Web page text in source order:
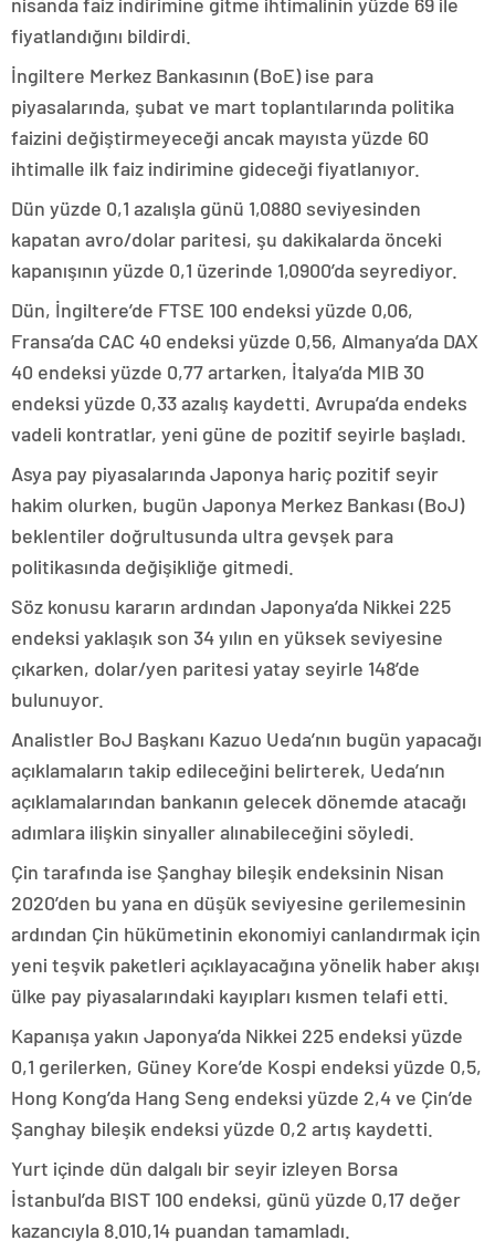
fiyatlandığını bildirdi.
İngiltere Merkez Bankasının (BoE) ise para
piyasalarında, şubat ve mart toplantılarında politika
faizini değiştirmeyeceği ancak mayısta yüzde 60
ihtimalle ilk faiz indirimine gideceği fiyatlanıyor.
Dün yüzde 0,1 azalışla günü 1,0880 seviyesinden
kapatan avro/dolar paritesi, şu dakikalarda önceki
kapanışının yüzde 0,1 üzerinde 1,0900’da seyrediyor.
Dün, İngiltere’de FTSE 100 endeksi yüzde 0,06,
Fransa’da CAC 40 endeksi yüzde 0,56, Almanya’da DAX
40 endeksi yüzde 0,77 artarken, İtalya’da MIB 30
endeksi yüzde 0,33 azalış kaydetti. Avrupa’da endeks
vadeli kontratlar, yeni güne de pozitif seyirle başladı.
Asya pay piyasalarında Japonya hariç pozitif seyir
hakim olurken, bugün Japonya Merkez Bankası (BoJ)
beklentiler doğrultusunda ultra gevşek para
politikasında değişikliğe gitmedi.
Söz konusu kararın ardından Japonya’da Nikkei 225
endeksi yaklaşık son 34 yılın en yüksek seviyesine
çıkarken, dolar/yen paritesi yatay seyirle 148’de
bulunuyor.
Analistler BoJ Başkanı Kazuo Ueda’nın bugün yapacağı
açıklamaların takip edileceğini belirterek, Ueda’nın
açıklamalarından bankanın gelecek dönemde atacağı
adımlara ilişkin sinyaller alınabileceğini söyledi.
Çin tarafında ise Şanghay bileşik endeksinin Nisan
2020’den bu yana en düşük seviyesine gerilemesinin
ardından Çin hükümetinin ekonomiyi canlandırmak için
yeni teşvik paketleri açıklayacağına yönelik haber akışı
ülke pay piyasalarındaki kayıpları kısmen telafi etti.
Kapanışa yakın Japonya’da Nikkei 225 endeksi yüzde
0,1 gerilerken, Güney Kore’de Kospi endeksi yüzde 0,5,
Hong Kong’da Hang Seng endeksi yüzde 2,4 ve Çin’de
Şanghay bileşik endeksi yüzde 0,2 artış kaydetti.
Yurt içinde dün dalgalı bir seyir izleyen Borsa
İstanbul’da BIST 100 endeksi, günü yüzde 0,17 değer
kazancıyla 8.010,14 puandan tamamladı.